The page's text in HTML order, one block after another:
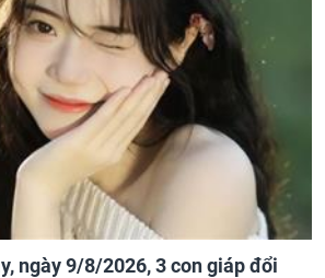
ngày 9/8/2026, 3 con giáp đổi